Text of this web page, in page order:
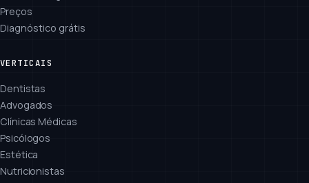
Preços
Diagnóstico grátis
VERTICAIS
Dentistas
Advogados
Clínicas Médicas
Psicólogos
Estética
Nutricionistas